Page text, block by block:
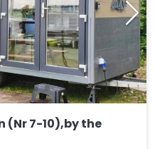
(Nr 7-10),by the